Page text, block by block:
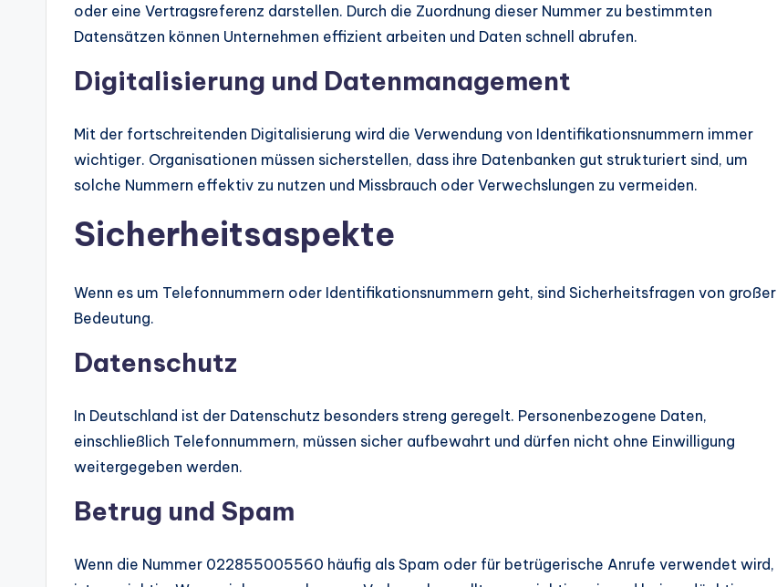
oder eine Vertragsreferenz darstellen. Durch die Zuordnung dieser Nummer zu bestimmten
Datensätzen können Unternehmen effizient arbeiten und Daten schnell abrufen.
Digitalisierung und Datenmanagement
Mit der fortschreitenden Digitalisierung wird die Verwendung von Identifikationsnummern immer
wichtiger. Organisationen müssen sicherstellen, dass ihre Datenbanken gut strukturiert sind, um
solche Nummern effektiv zu nutzen und Missbrauch oder Verwechslungen zu vermeiden.
Sicherheitsaspekte
Wenn es um Telefonnummern oder Identifikationsnummern geht, sind Sicherheitsfragen von großer
Bedeutung.
Datenschutz
In Deutschland ist der Datenschutz besonders streng geregelt. Personenbezogene Daten,
einschließlich Telefonnummern, müssen sicher aufbewahrt und dürfen nicht ohne Einwilligung
weitergegeben werden.
Betrug und Spam
Wenn die Nummer 022855005560 häufig als Spam oder für betrügerische Anrufe verwendet wird,